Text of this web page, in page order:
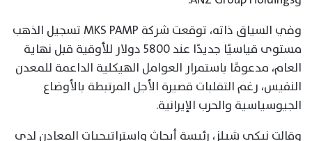
وفي السياق ذاته، توقعت شركة MKS PAMP تسجيل الذهب
مستوى قياسيًا جديدًا عند 5800 دولار للأوقية قبل نهاية
العام، مدعومًا باستمرار العوامل الهيكلية الداعمة للمعدن
النفيس، رغم التقلبات قصيرة الأجل المرتبطة بالأوضاع
الجيوسياسية والحرب الإيرانية.
وقالت نيكي شيلز، رئيسة أبحاث واستراتيجيات المعادن لدى